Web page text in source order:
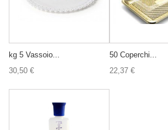
kg 5 Vassoio...
30,50 €
50 Coperchi...
22,37 €